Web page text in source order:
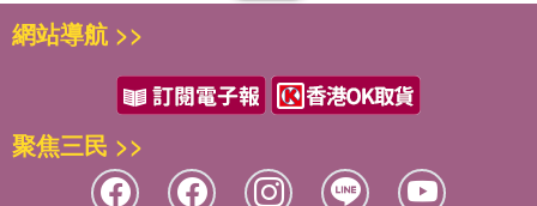
網站導航 >>
聚焦三民 >>